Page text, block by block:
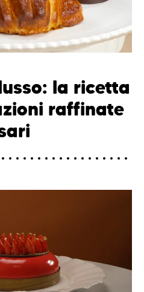
la ricetta
raffinate